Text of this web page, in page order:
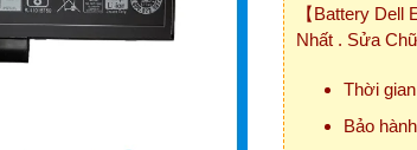
【Battery
Nhất . Sửa
Thời
Bảo